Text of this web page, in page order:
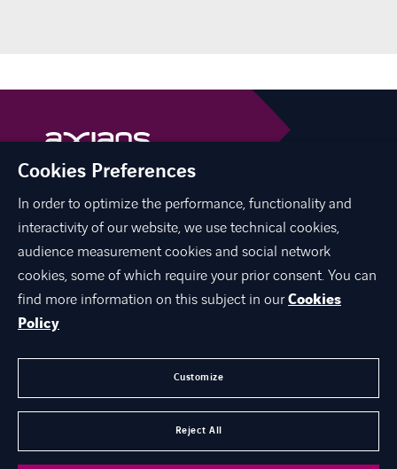
linkedinfacebook
ЗА НАС
ЕКСПЕРТИЗА
КАРИЕРА
КОНТАКТ
Cookies Preferences
In order to optimize the performance, functionality and
interactivity of our website, we use technical cookies,
audience measurement cookies and social network
cookies, some of which require your prior consent. You can
find more information on this subject in ourCookies
Policy
Customize
Reject All